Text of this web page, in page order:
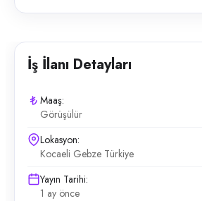
İş İlanı Detayları
Maaş:
Görüşülür
Lokasyon:
Kocaeli Gebze Türkiye
Yayın Tarihi:
1 ay önce